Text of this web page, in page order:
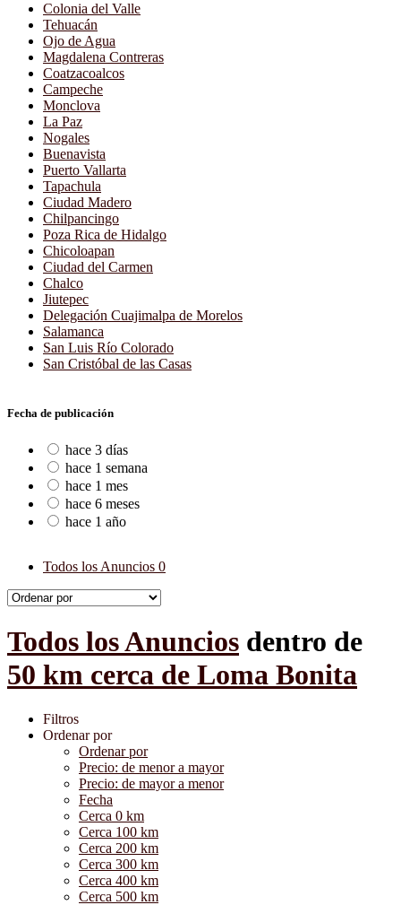
Colonia del Valle
Tehuacán
Ojo de Agua
Magdalena Contreras
Coatzacoalcos
Campeche
Monclova
La Paz
Nogales
Buenavista
Puerto Vallarta
Tapachula
Ciudad Madero
Chilpancingo
Poza Rica de Hidalgo
Chicoloapan
Ciudad del Carmen
Chalco
Jiutepec
Delegación Cuajimalpa de Morelos
Salamanca
San Luis Río Colorado
San Cristóbal de las Casas
Fecha de publicación
hace 3 días
hace 1 semana
hace 1 mes
hace 6 meses
hace 1 año
Todos los Anuncios 0
Todos los Anuncios dentro de
50 km cerca de Loma Bonita
Filtros
Ordenar por
Ordenar por
Precio: de menor a mayor
Precio: de mayor a menor
Fecha
Cerca 0 km
Cerca 100 km
Cerca 200 km
Cerca 300 km
Cerca 400 km
Cerca 500 km